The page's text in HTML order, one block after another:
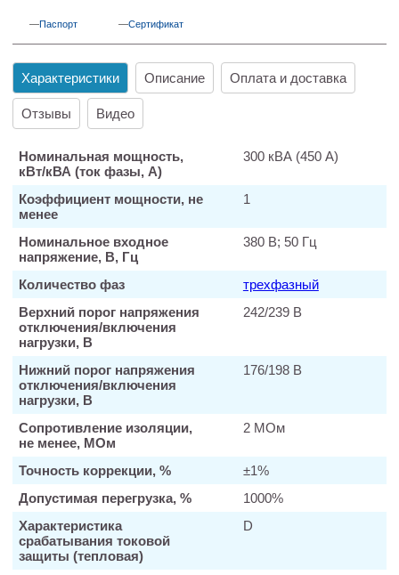
Паспорт Сертификат
Характеристики Описание Оплата и доставка
Отзывы Видео
Номинальная мощность,
кВт/кВА (ток фазы, А)
300 кВА (450 А)
Коэффициент мощности, не
менее
1
Номинальное входное
напряжение, В, Гц
380 В; 50 Гц
Количество фаз
трехфазный
Верхний порог напряжения
отключения/включения
нагрузки, В
242/239 В
Нижний порог напряжения
отключения/включения
нагрузки, В
176/198 В
Сопротивление изоляции,
не менее, МОм
2 МОм
Точность коррекции, %
±1%
Допустимая перегрузка, %
1000%
Характеристика
срабатывания токовой
защиты (тепловая)
D